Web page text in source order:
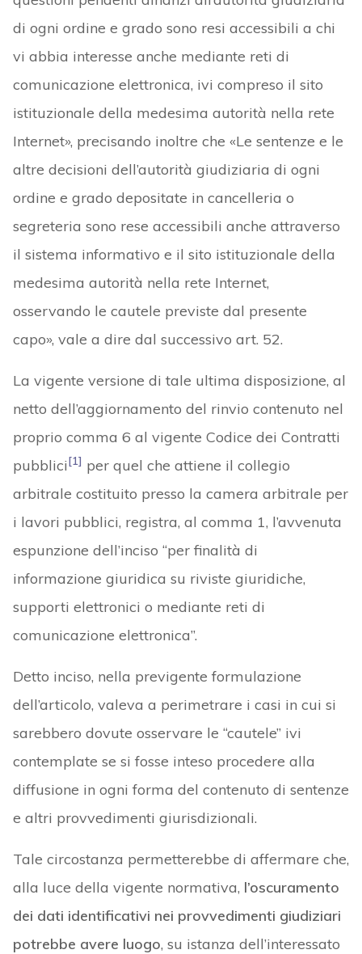
di ogni ordine e grado sono resi accessibili a chi
vi abbia interesse anche mediante reti di
comunicazione elettronica, ivi compreso il sito
istituzionale della medesima autorità nella rete
Internet», precisando inoltre che «Le sentenze e le
altre decisioni dell’autorità giudiziaria di ogni
ordine e grado depositate in cancelleria o
segreteria sono rese accessibili anche attraverso
il sistema informativo e il sito istituzionale della
medesima autorità nella rete Internet,
osservando le cautele previste dal presente
capo», vale a dire dal successivo art. 52.
La vigente versione di tale ultima disposizione, al
netto dell’aggiornamento del rinvio contenuto nel
proprio comma 6 al vigente Codice dei Contratti
pubblici[1] per quel che attiene il collegio
arbitrale costituito presso la camera arbitrale per
i lavori pubblici, registra, al comma 1, l’avvenuta
espunzione dell’inciso “per finalità di
informazione giuridica su riviste giuridiche,
supporti elettronici o mediante reti di
comunicazione elettronica”.
Detto inciso, nella previgente formulazione
dell’articolo, valeva a perimetrare i casi in cui si
sarebbero dovute osservare le “cautele” ivi
contemplate se si fosse inteso procedere alla
diffusione in ogni forma del contenuto di sentenze
e altri provvedimenti giurisdizionali.
Tale circostanza permetterebbe di affermare che,
alla luce della vigente normativa, l’oscuramento
dei dati identificativi nei provvedimenti giudiziari
potrebbe avere luogo, su istanza dell’interessato